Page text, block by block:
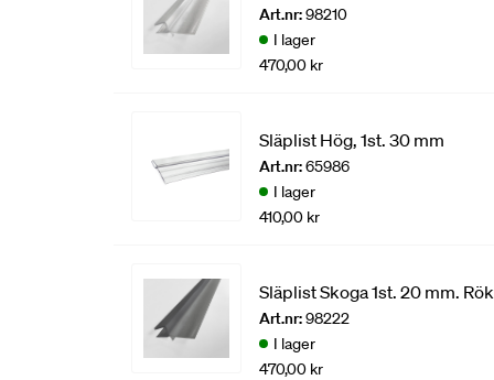
Art.nr:98210
I lager
470,00 kr
Släplist Hög, 1st. 30 mm
Art.nr:65986
I lager
410,00 kr
Släplist Skoga 1st. 20 mm.
Art.nr:98222
I lager
470,00 kr